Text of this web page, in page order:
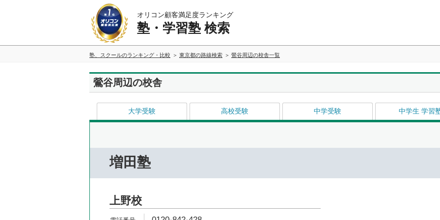
オリコン顧客満足度ランキング
塾・学習塾 検索
塾、スクールのランキング・比較 東京都の路線検索 鶯谷周辺の校舎一覧
鶯谷周辺の校舎
大学受験 高校受験 中学受験 中学生 学習
増田塾
上野校